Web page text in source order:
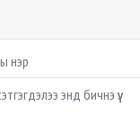
бичих
textarea